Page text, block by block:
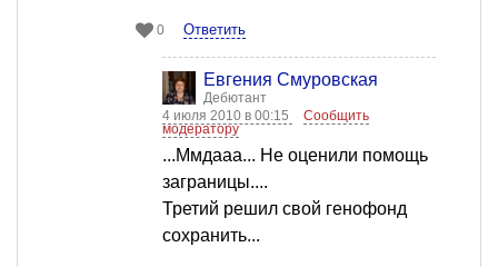
0 Ответить
Евгения Смуровская
Дебютант
4 июля 2010 в 00:15
Сообщить
модератору
...Ммдааа... Не оценили помощь
заграницы....
Третий решил свой генофонд
сохранить...